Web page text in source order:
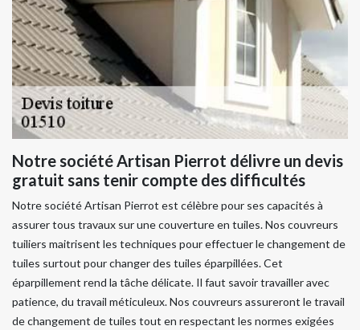
Notre société Artisan Pierrot délivre un devis
gratuit sans tenir compte des difficultés
Notre société Artisan Pierrot est célèbre pour ses capacités à
assurer tous travaux sur une couverture en tuiles. Nos couvreurs
tuiliers maitrisent les techniques pour effectuer le changement de
tuiles surtout pour changer des tuiles éparpillées. Cet
éparpillement rend la tâche délicate. Il faut savoir travailler avec
patience, du travail méticuleux. Nos couvreurs assureront le travail
de changement de tuiles tout en respectant les normes exigées